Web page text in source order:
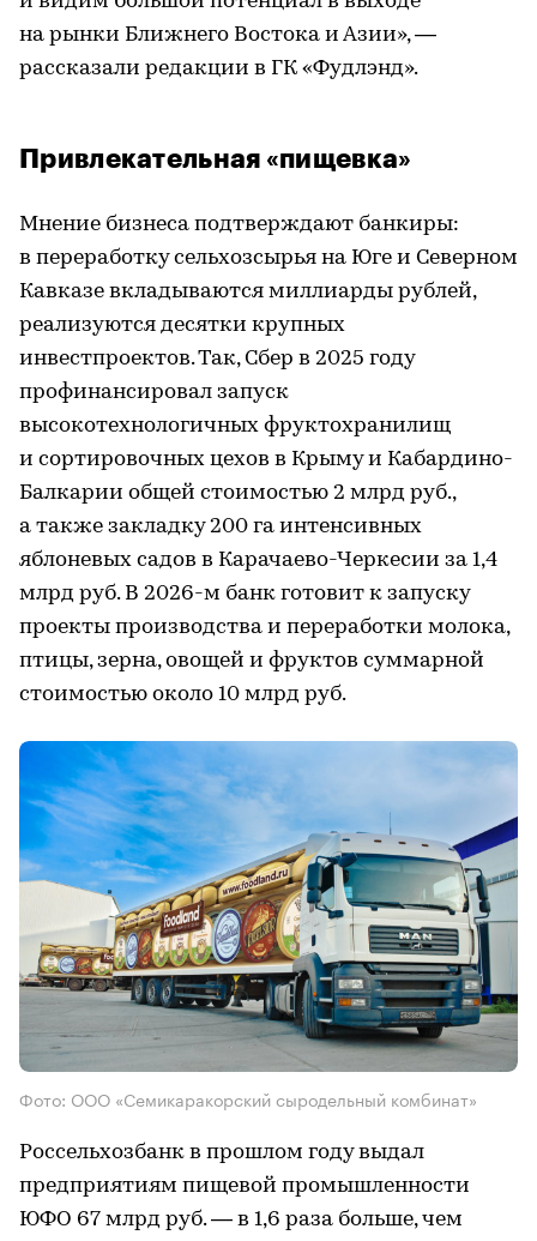
на рынки Ближнего Востока и Азии», —
рассказали редакции в ГК «Фудлэнд».
Привлекательная «пищевка»
Мнение бизнеса подтверждают банкиры:
в переработку сельхозсырья на Юге и Северном
Кавказе вкладываются миллиарды рублей,
реализуются десятки крупных
инвестпроектов. Так, Сбер в 2025 году
профинансировал запуск
высокотехнологичных фруктохранилищ
и сортировочных цехов в Крыму и Кабардино-
Балкарии общей стоимостью 2 млрд руб.,
а также закладку 200 га интенсивных
яблоневых садов в Карачаево-Черкесии за 1,4
млрд руб. В 2026-м банк готовит к запуску
проекты производства и переработки молока,
птицы, зерна, овощей и фруктов суммарной
стоимостью около 10 млрд руб.
Фото: ООО «Семикаракорский сыродельный комбинат»
Россельхозбанк в прошлом году выдал
предприятиям пищевой промышленности
ЮФО 67 млрд руб. — в 1,6 раза больше, чем